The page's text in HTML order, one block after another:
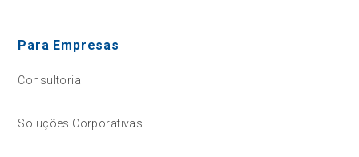
Para Empresas
Consultoria
Soluções Corporativas